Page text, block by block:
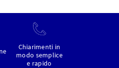
Chiarimenti in
modo semplice
e rapido